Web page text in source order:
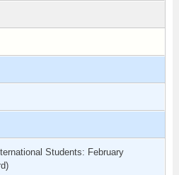
Students: February